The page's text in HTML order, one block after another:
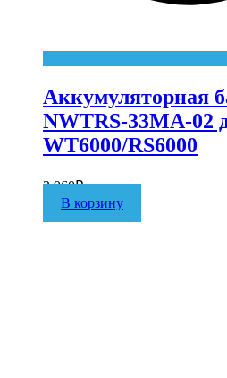
Аккумуляторная
NWTRS-33MA-02
WT6000/RS6000
3 960₽
В корзину